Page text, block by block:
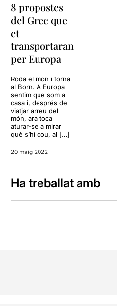
8 propostes
del Grec que
et
transportaran
per Europa
Roda el món i torna
al Born. A Europa
sentim que som a
casa i, després de
viatjar arreu del
món, ara toca
aturar-se a mirar
què s’hi cou, al […]
20 maig 2022
Ha treballat amb